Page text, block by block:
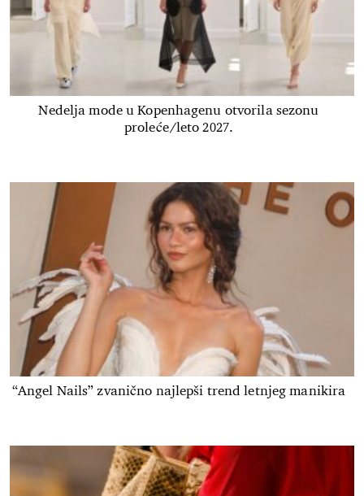
Nedelja mode u Kopenhagenu otvorila sezonu
proleće/leto 2027.
“Angel Nails” zvanično najlepši trend letnjeg manikira